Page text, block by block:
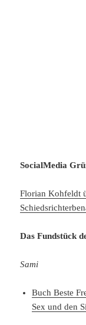
SocialMedia
Florian Kohfeldt
Das Fundstück
Sami
Buch Beste
Sex und den